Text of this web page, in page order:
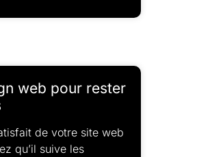
web pour rester
de votre site web
qu’il suive les